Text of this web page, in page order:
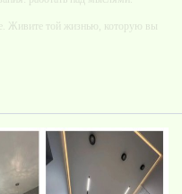
Живите той жизнью, которую вы
большая нищета — глупость. Из
когда их дают мне.